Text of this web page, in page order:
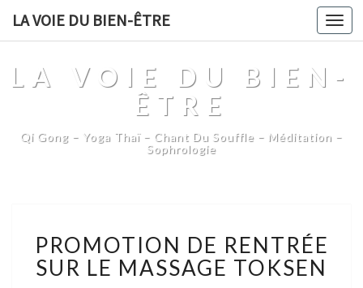
LA VOIE DU BIEN-ÊTRE
LA VOIE DU BIEN-
ÊTRE
Qi Gong – Yoga Thaï – Chant Du Souffle – Méditation –
Sophrologie
DE
RENTRÉE
SUR
PROMOTION DE RENTRÉE
SUR LE MASSAGE TOKSEN